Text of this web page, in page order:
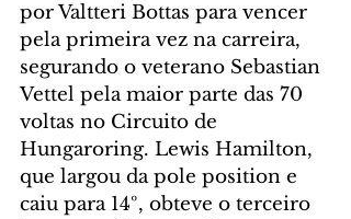
por Valtteri Bottas para vencer
pela primeira vez na carreira,
segurando o veterano Sebastian
Vettel pela maior parte das 70
voltas no Circuito de
Hungaroring. Lewis Hamilton,
que largou da pole position e
caiu para 14º, obteve o terceiro